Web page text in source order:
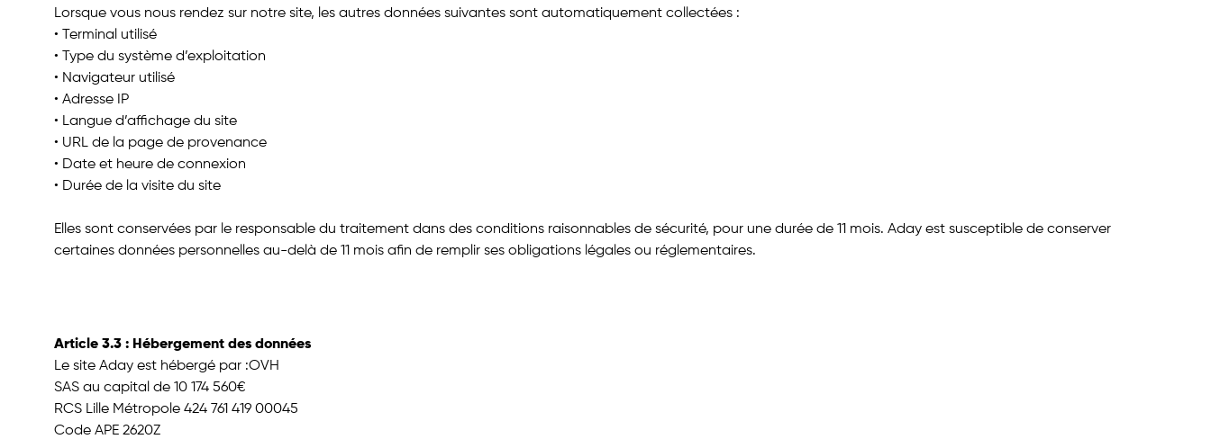
Lorsque vous nous rendez sur notre site, les autres données suivantes sont automatiquement collectées :
• Terminal utilisé
• Type du système d’exploitation
• Navigateur utilisé
• Adresse IP
• Langue d’affichage du site
• URL de la page de provenance
• Date et heure de connexion
• Durée de la visite du site
Elles sont conservées par le responsable du traitement dans des conditions raisonnables de sécurité, pour une durée de 11 mois. Aday est susceptible de conserver
certaines données personnelles au-delà de 11 mois afin de remplir ses obligations légales ou réglementaires.
Article 3.3 : Hébergement des données
Le site Aday est hébergé par :OVH
SAS au capital de 10 174 560€
RCS Lille Métropole 424 761 419 00045
Code APE 2620Z